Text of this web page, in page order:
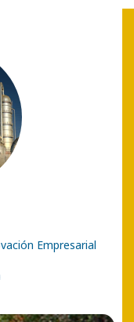
Empresarial